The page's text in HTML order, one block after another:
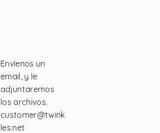
Envíenos un
email, y le
adjuntaremos
los archivos.
customer@twink
les.net